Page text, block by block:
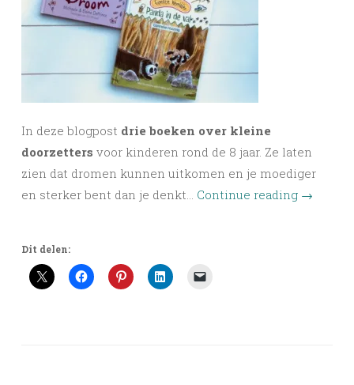
In deze blogpost drie boeken over kleine
doorzetters voor kinderen rond de 8 jaar. Ze laten
zien dat dromen kunnen uitkomen en je moediger
en sterker bent dan je denkt… Continue reading →
Dit delen: